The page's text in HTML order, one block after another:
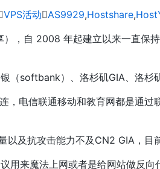
VPS活动AS9929,Hostshare,
，自 2008 年起建立以来一直保
（softbank）、洛杉矶GIA、洛杉
，电信联通移动和教育网都是通
及抗攻击能力不及CN2 GIA，目
用来魔法上网或者是给网站做反向